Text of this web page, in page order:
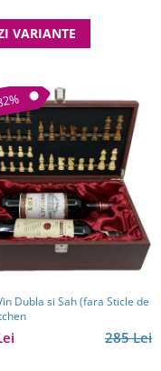
VARIANTE
Dubla si Sah (fara Sticle de
285 Lei